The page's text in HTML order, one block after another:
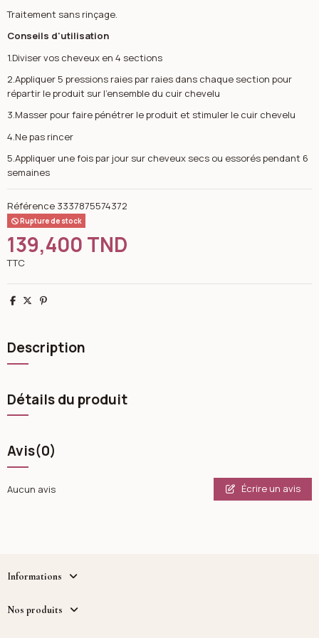
Traitement sans rinçage.
Conseils d'utilisation
1.Diviser vos cheveux en 4 sections
2.Appliquer 5 pressions raies par raies dans chaque section pour
répartir le produit sur l'ensemble du cuir chevelu
3.Masser pour faire pénétrer le produit et stimuler le cuir chevelu
4.Ne pas rincer
5.Appliquer une fois par jour sur cheveux secs ou essorés pendant 6
semaines
Référence 3337875574372
Rupture de stock
139,400 TND
TTC
Partager
TweetPinterest
Description
Détails du produit
Avis(0)
Aucun avis Écrire un avis
Informations
Nos produits